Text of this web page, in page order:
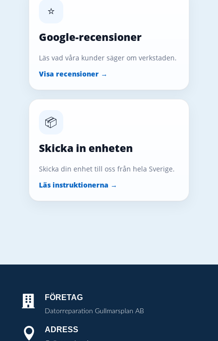
⭐
Google-recensioner
Läs vad våra kunder säger om verkstaden.
Visa recensioner →
📦
Skicka in enheten
Skicka din enhet till oss från hela Sverige.
Läs instruktionerna →
 FÖRETAG
Datorreparation Gullmarsplan AB
 ADRESS